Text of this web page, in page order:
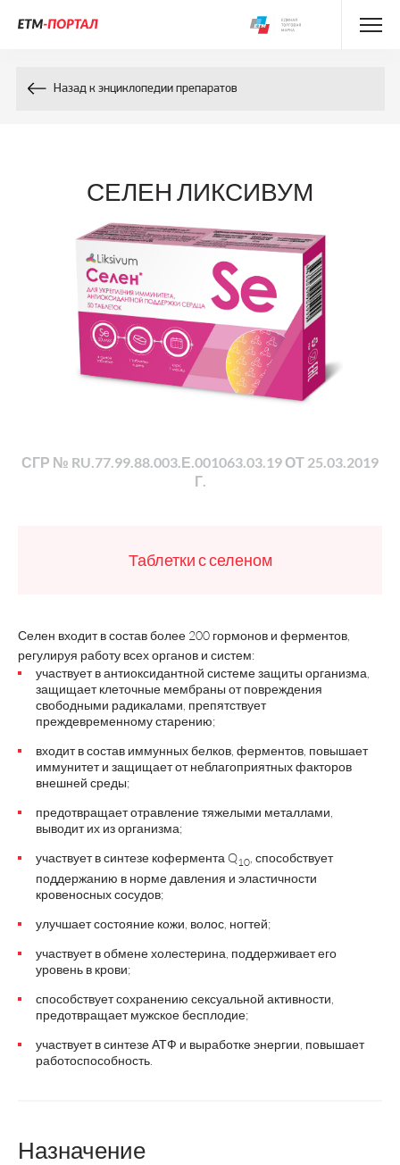
Назад к энциклопедии препаратов
СЕЛЕН ЛИКСИВУМ
СГР № RU.77.99.88.003.Е.001063.03.19 ОТ 25.03.2019
Г.
Таблетки с селеном
Селен входит в состав более 200 гормонов и ферментов,
регулируя работу всех органов и систем:
участвует в антиоксидантной системе защиты организма,
защищает клеточные мембраны от повреждения
свободными радикалами, препятствует
преждевременному старению;
входит в состав иммунных белков, ферментов, повышает
иммунитет и защищает от неблагоприятных факторов
внешней среды;
предотвращает отравление тяжелыми металлами,
выводит их из организма;
участвует в синтезе кофермента Q10 , способствует
поддержанию в норме давления и эластичности
кровеносных сосудов;
улучшает состояние кожи, волос, ногтей;
участвует в обмене холестерина, поддерживает его
уровень в крови;
способствует сохранению сексуальной активности,
предотвращает мужское бесплодие;
участвует в синтезе АТФ и выработке энергии, повышает
работоспособность.
Назначение